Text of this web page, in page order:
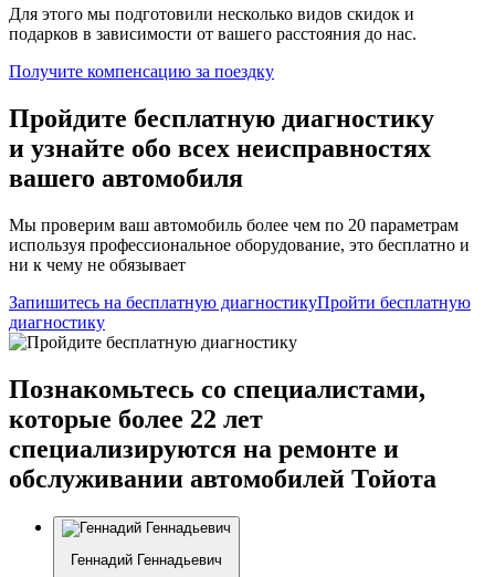
Для этого мы подготовили несколько видов скидок и
подарков в зависимости от вашего расстояния до нас.
Получите компенсацию за поездку
Пройдите бесплатную диагностику
и узнайте обо всех неисправностях
вашего автомобиля
Мы проверим ваш автомобиль более чем по 20 параметрам
используя профессиональное оборудование, это бесплатно и
ни к чему не обязывает
Запишитесь на бесплатную диагностикуПройти бесплатную
диагностику
Познакомьтесь со специалистами,
которые более 22 лет
специализируются на ремонте и
обслуживании автомобилей Тойота
Геннадий Геннадьевич